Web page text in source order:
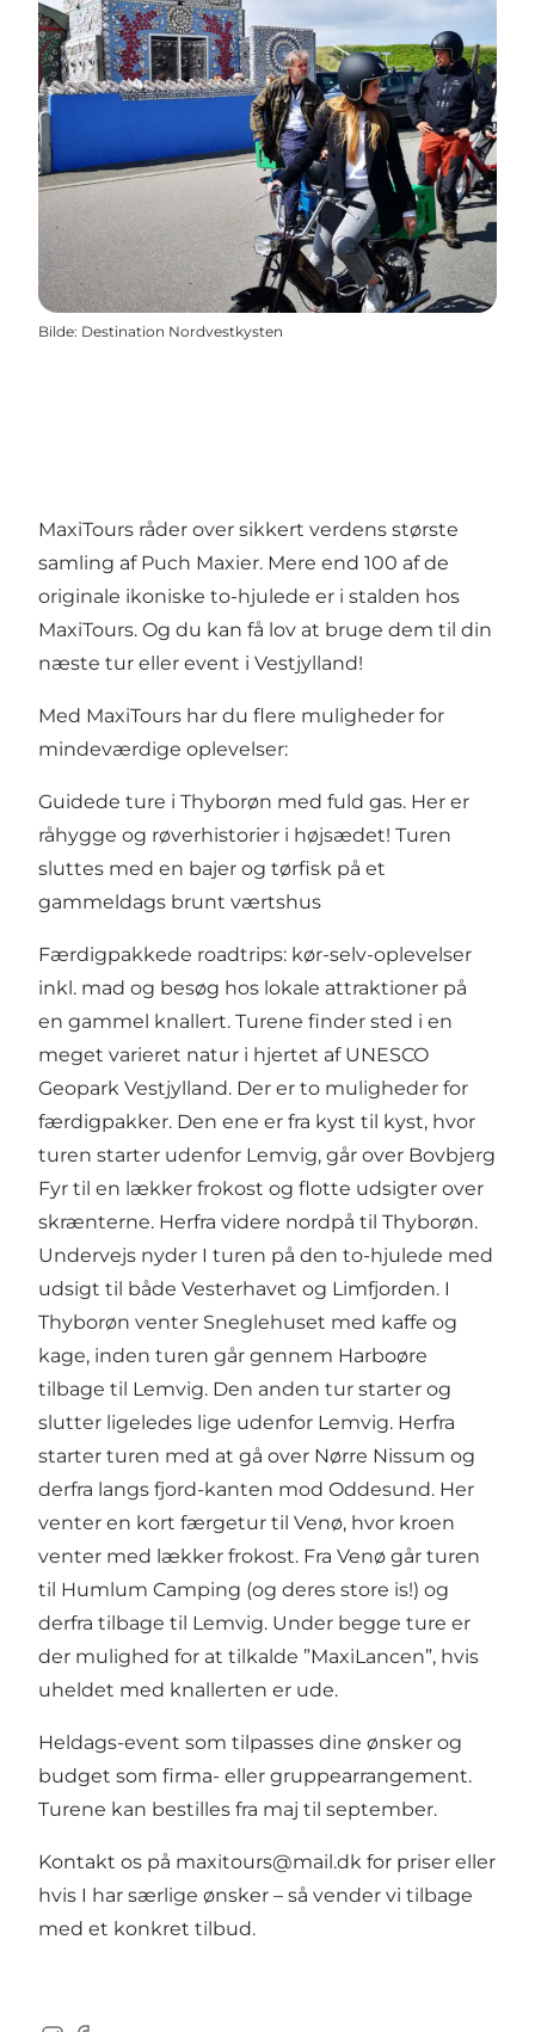
Bilde: Destination Nordvestkysten
MaxiTours råder over sikkert verdens største
samling af Puch Maxier. Mere end 100 af de
originale ikoniske to-hjulede er i stalden hos
MaxiTours. Og du kan få lov at bruge dem til din
næste tur eller event i Vestjylland!
Med MaxiTours har du flere muligheder for
mindeværdige oplevelser:
Guidede ture i Thyborøn med fuld gas. Her er
råhygge og røverhistorier i højsædet! Turen
sluttes med en bajer og tørfisk på et
gammeldags brunt værtshus
Færdigpakkede roadtrips: kør-selv-oplevelser
inkl. mad og besøg hos lokale attraktioner på
en gammel knallert. Turene finder sted i en
meget varieret natur i hjertet af UNESCO
Geopark Vestjylland. Der er to muligheder for
færdigpakker. Den ene er fra kyst til kyst, hvor
turen starter udenfor Lemvig, går over Bovbjerg
Fyr til en lækker frokost og flotte udsigter over
skrænterne. Herfra videre nordpå til Thyborøn.
Undervejs nyder I turen på den to-hjulede med
udsigt til både Vesterhavet og Limfjorden. I
Thyborøn venter Sneglehuset med kaffe og
kage, inden turen går gennem Harboøre
tilbage til Lemvig. Den anden tur starter og
slutter ligeledes lige udenfor Lemvig. Herfra
starter turen med at gå over Nørre Nissum og
derfra langs fjord-kanten mod Oddesund. Her
venter en kort færgetur til Venø, hvor kroen
venter med lækker frokost. Fra Venø går turen
til Humlum Camping (og deres store is!) og
derfra tilbage til Lemvig. Under begge ture er
der mulighed for at tilkalde ”MaxiLancen”, hvis
uheldet med knallerten er ude.
Heldags-event som tilpasses dine ønsker og
budget som firma- eller gruppearrangement.
Turene kan bestilles fra maj til september.
Kontakt os på maxitours@mail.dk for priser eller
hvis I har særlige ønsker – så vender vi tilbage
med et konkret tilbud.